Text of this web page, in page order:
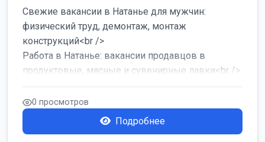
Свежие вакансии в Натанье для мужчин:
физический труд, демонтаж, монтаж
конструкций<br />
Работа в Натанье: вакансии продавцов в
продуктовые, мясные и сувенирные лавки<br />
Разнорабочий на сборку м...
0 просмотров
Подробнее